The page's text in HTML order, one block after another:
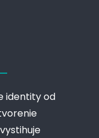
identity od